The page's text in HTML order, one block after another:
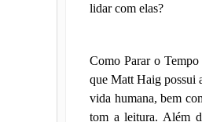
lidar com elas?
Como Parar o
que Matt Haig possui
vida humana, bem
tom a leitura. Além